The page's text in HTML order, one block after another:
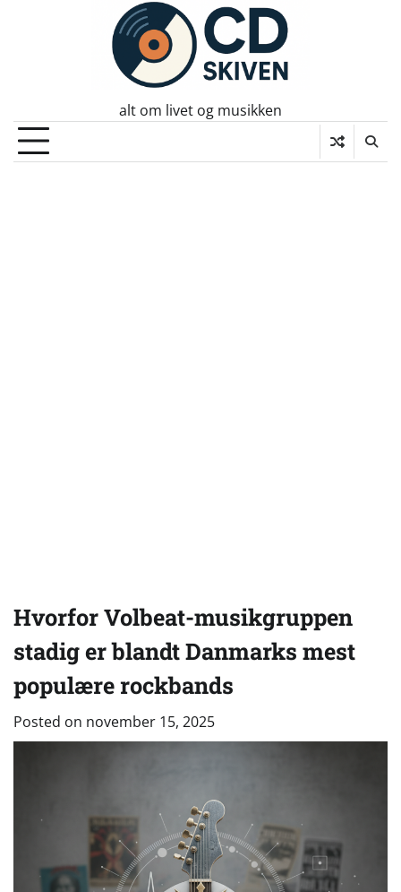
alt om livet og musikken
Hvorfor Volbeat-musikgruppen
stadig er blandt Danmarks mest
populære rockbands
Posted on november 15, 2025